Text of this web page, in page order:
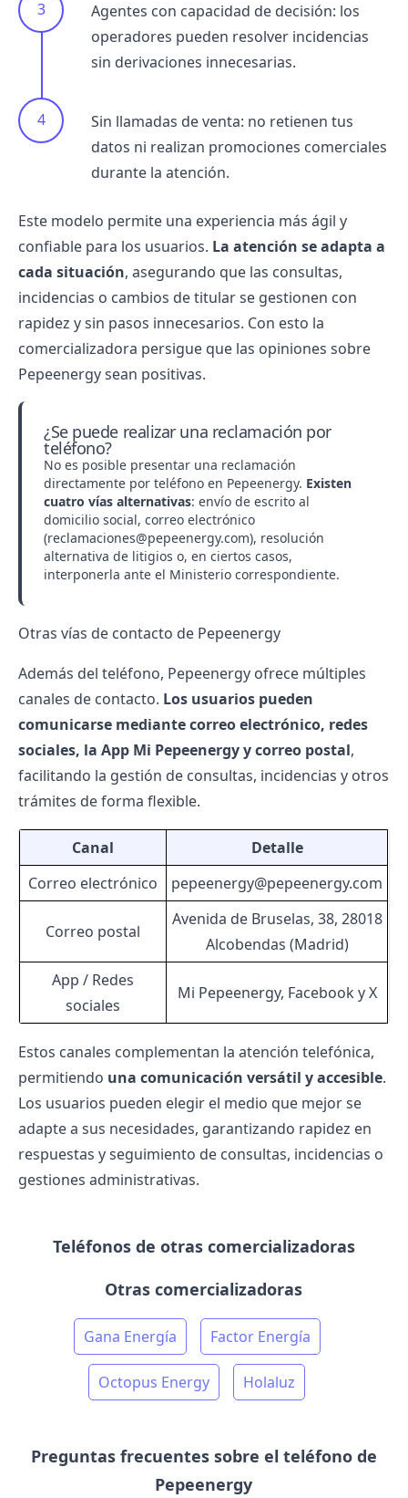
Agentes con capacidad de decisión: los
operadores pueden resolver incidencias
sin derivaciones innecesarias.
Sin llamadas de venta: no retienen tus
datos ni realizan promociones comerciales
durante la atención.
Este modelo permite una experiencia más ágil y
confiable para los usuarios. La atención se adapta a
cada situación, asegurando que las consultas,
incidencias o cambios de titular se gestionen con
rapidez y sin pasos innecesarios. Con esto la
comercializadora persigue que las opiniones sobre
Pepeenergysean positivas.
¿Se puede realizar una reclamación por
teléfono?
No es posible presentar una reclamación
directamente por teléfono en Pepeenergy. Existen
cuatro vías alternativas: envío de escrito al
domicilio social, correo electrónico
(reclamaciones@pepeenergy.com), resolución
alternativa de litigios o, en ciertos casos,
interponerla ante el Ministerio correspondiente.
Otras vías de contacto de Pepeenergy
Además del teléfono, Pepeenergy ofrece múltiples
canales de contacto. Los usuarios pueden
comunicarse mediante correo electrónico, redes
sociales, la App Mi Pepeenergy y correo postal,
facilitando la gestión de consultas, incidencias y otros
trámites de forma flexible.
Canal
Detalle
Correo electrónico
pepeenergy@pepeenergy.com
Correo postal
Avenida de Bruselas, 38, 28018
Alcobendas (Madrid)
App / Redes
sociales
Mi Pepeenergy, Facebook y X
Estos canales complementan la atención telefónica,
permitiendo una comunicación versátil y accesible.
Los usuarios pueden elegir el medio que mejor se
adapte a sus necesidades, garantizando rapidez en
respuestas y seguimiento de consultas, incidencias o
gestiones administrativas.
Teléfonos de otras comercializadoras
Otras comercializadoras
Gana Energía Factor Energía
Octopus Energy Holaluz
Preguntas frecuentes sobre el teléfono de
Pepeenergy